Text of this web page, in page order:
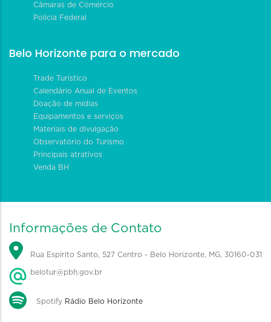
Câmaras de Comércio
Polícia Federal
Belo Horizonte para o mercado
Trade Turístico
Calendário Anual de Eventos
Doação de mídias
Equipamentos e serviços
Materiais de divulgação
Observatório do Turismo
Principais atrativos
Venda BH
Informações de Contato
Rua Espírito Santo, 527 Centro - Belo Horizonte, MG, 30160-031
belotur@pbh.gov.br
Spotify Rádio Belo Horizonte